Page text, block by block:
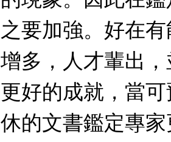
之要加強。好在
增多，人才輩出
更好的成就，當
休的文書鑑定專